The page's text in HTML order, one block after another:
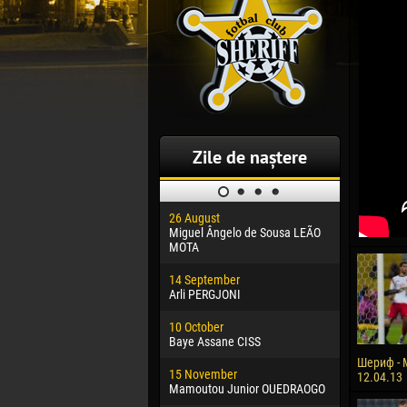
Zile de naștere
26 August
Miguel Ângelo de Sousa LEÃO
MOTA
14 September
Arli PERGJONI
10 October
Baye Assane CISS
15 November
Mamoutou Junior OUEDRAOGO
30 January
Dhoraso
24
Vladislav
02 March
Veaceslav
09 March
Emmanuel
Шериф -
12.04.13